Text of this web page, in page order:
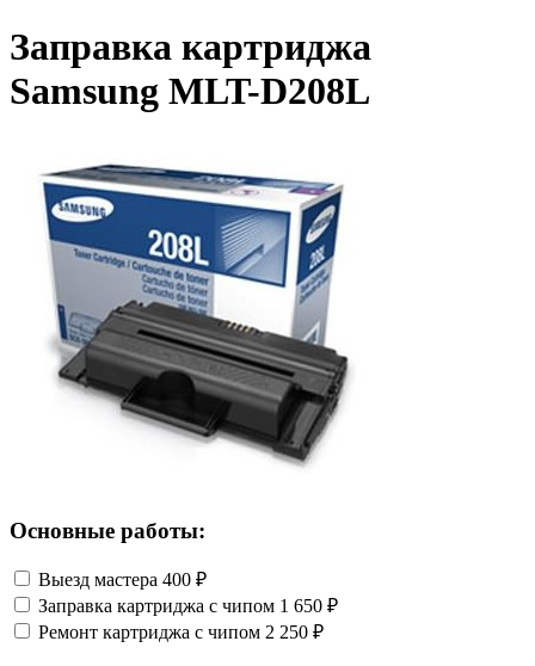
Заправка картриджа
Samsung MLT-D208L
Основные работы:
Выезд мастера 400 ₽
Заправка картриджа с чипом 1 650 ₽
Ремонт картриджа с чипом 2 250 ₽